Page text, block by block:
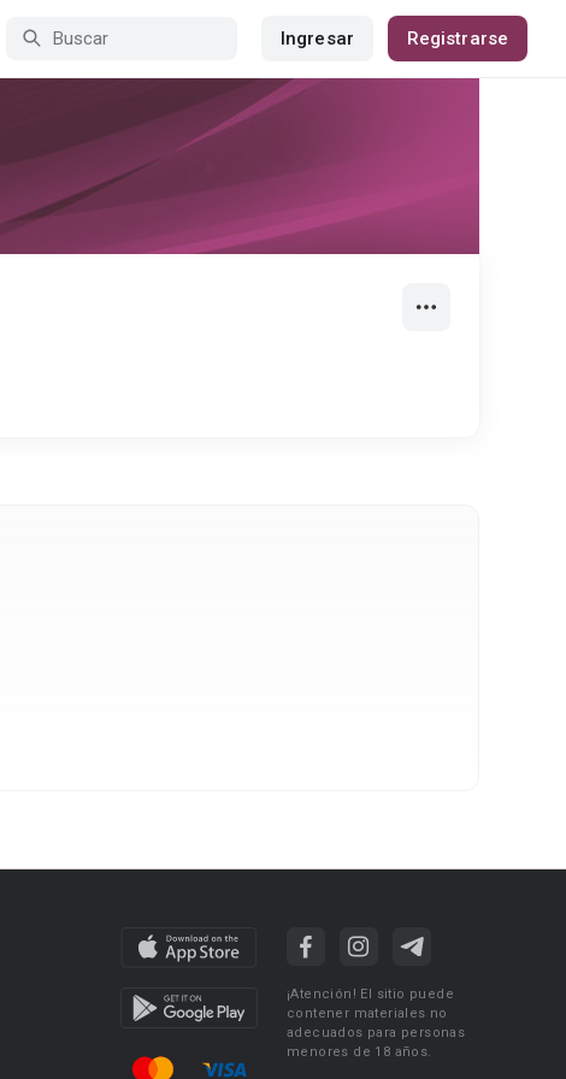
Ingresar Registrarse
¡Atención! El sitio puede
contener materiales no
adecuados para personas
menores de 18 años.